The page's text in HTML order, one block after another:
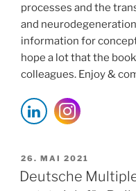
processes and the
and
information for
hope a lot that the
colleagues. Enjoy &
VERÖFFENTLICHT
AM
26. MAI 2021
Deutsche